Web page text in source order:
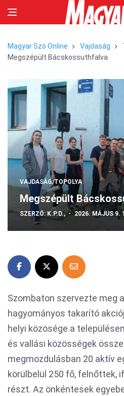
Magyar Szó Online Vajdaság
Megszépült Bácskossuthfalva
VAJDASÁG/TOPOLYA
Megszépült
SZERZŐ: K.P.D., 2026. MÁJUS 9.
Szombaton szervezte meg
hagyományos takarító
helyi közösége a
és vallási közösségek
megmozdulásban 20 aktív
körülbelül 250 fő, felnőttek,
részt. Az önkéntesek